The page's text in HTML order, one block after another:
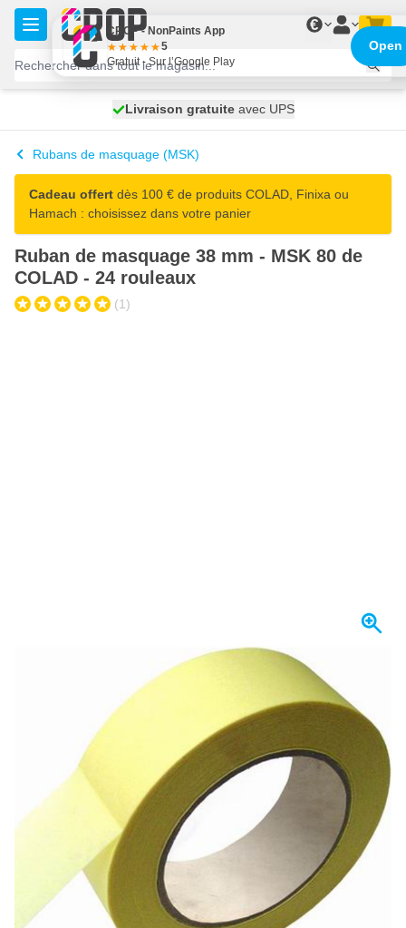
Aller au contenu
€
expédié aujourd'hui
Livraison gratuiteavec UPS
100 jours
Rubans de masquage (MSK)
Cadeau offert dès 100 € de produits COLAD, Finixa ou
Hamach : choisissez dans votre panier
Ruban de masquage 38 mm - MSK 80 de
COLAD - 24 rouleaux
(1)
Expédié aujourd'hui
Ruban de masquage 38 mm - MSK 80 de COLAD - 24 rouleaux
61, 75 €
Quantité
Ajouter au panier
Commandez avant 23h59,
expédié aujourd'hui
Livraison gratuite
avec UPS
CROP - NonPaints App
5
Gratuit - Sur l’Google Play
Open